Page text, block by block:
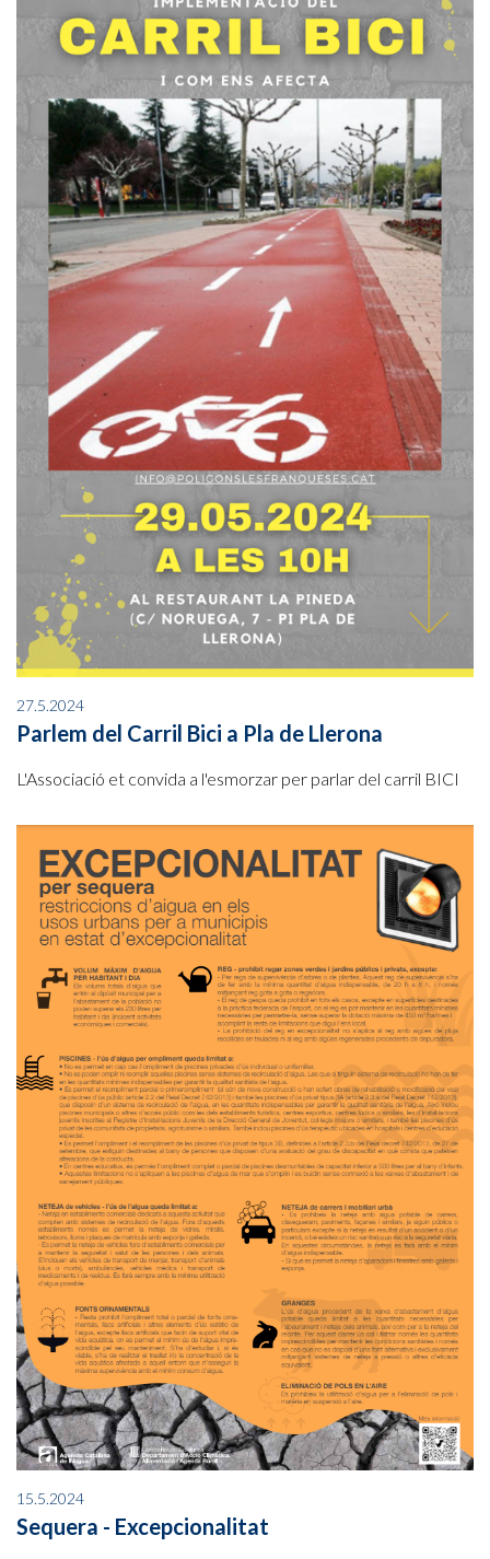
27.5.2024
Parlem del Carril Bici a Pla de Llerona
L'Associació et convida a l'esmorzar per parlar del carril BICI
15.5.2024
Sequera - Excepcionalitat